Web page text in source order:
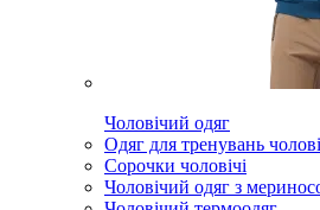
Чоловічий одяг
Одяг для тренувань
Сорочки чоловічі
Чоловічий одяг з